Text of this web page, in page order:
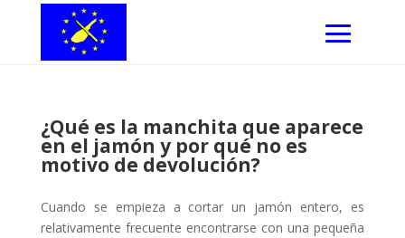
¿Qué es la manchita que aparece
en el jamón y por qué no es
motivo de devolución?
Cuando se empieza a cortar un jamón entero, es
relativamente frecuente encontrarse con una pequeña